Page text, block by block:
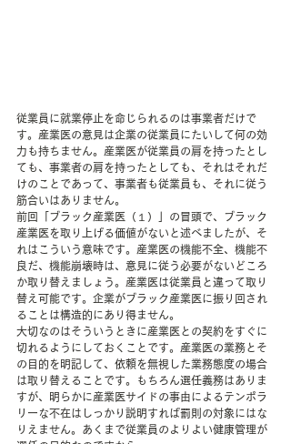
従業員に就業停止を命じられるのは事業者だけで
す。産業医の意見は企業の従業員にたいして何の効
力も持ちません。産業医が従業員の肩を持ったとし
ても、事業者の肩を持ったとしても、それはそれだ
けのことであって、事業者も従業員も、それに従う
筋合いはありません。
前回「ブラック産業医（１）」の冒頭で、ブラック
産業医を取り上げる価値がないと述べましたが、そ
れはこういう意味です。産業医の機能不全、機能不
良だ、機能崩壊時は、意見に従う必要がないどころ
か取り替えましょう。産業医は従業員と違って取り
替え可能です。企業がブラック産業医に振り回され
ることは構造的にあり得ません。
大切なのはそういうときに産業医との契約をすぐに
切れるようにしておくことです。産業医の業務とそ
の目的を明記して、依頼を無視した業務態度の場合
は取り替えることです。もちろん選任義務はありま
すが、明らかに産業医サイドの事由によるテンポラ
リーな不在はしっかり説明すれば罰則の対象にはな
りえません。あくまで従業員のよりよい健康管理が